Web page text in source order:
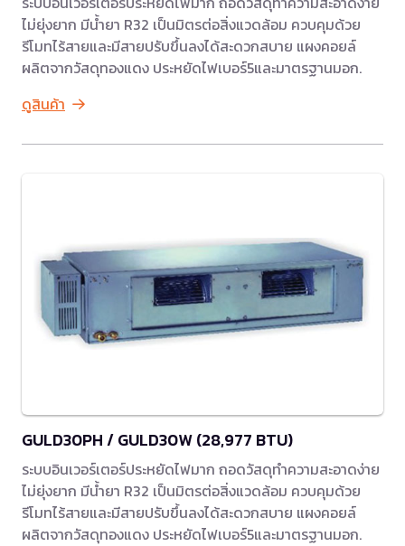
ไม่ยุ่งยาก มีน้ำยา R32 เป็นมิตรต่อสิ่งแวดล้อม ควบคุมด้วย
รีโมทไร้สายและมีสายปรับขึ้นลงได้สะดวกสบาย แผงคอยล์
ผลิตจากวัสดุทองแดง ประหยัดไฟเบอร์5และมาตรฐานมอก.
ดูสินค้า
GULD30PH / GULD30W (28,977 BTU)
ระบบอินเวอร์เตอร์ประหยัดไฟมาก ถอดวัสดุทำความสะอาดง่าย
ไม่ยุ่งยาก มีน้ำยา R32 เป็นมิตรต่อสิ่งแวดล้อม ควบคุมด้วย
รีโมทไร้สายและมีสายปรับขึ้นลงได้สะดวกสบาย แผงคอยล์
ผลิตจากวัสดุทองแดง ประหยัดไฟเบอร์5และมาตรฐานมอก.